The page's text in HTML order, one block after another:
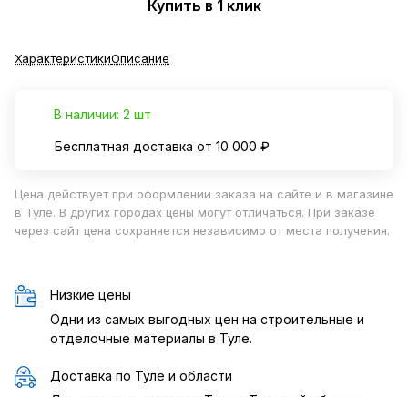
Купить в 1 клик
ХарактеристикиОписание
В наличии: 2 шт
Бесплатная доставка от 10 000 ₽
Цена действует при оформлении заказа на сайте и в магазине
в Туле. В других городах цены могут отличаться. При заказе
через сайт цена сохраняется независимо от места получения.
Низкие цены
Одни из самых выгодных цен на строительные и
отделочные материалы в Туле.
Доставка по Туле и области